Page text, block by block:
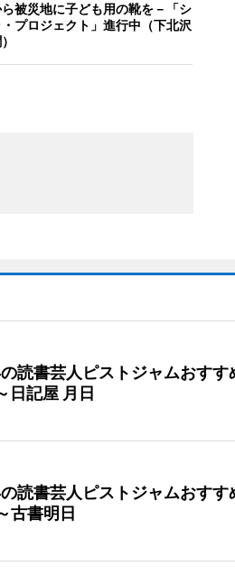
被災地に子ども用の靴を－「シ
プロジェクト」進行中（下北沢
読書芸人ピストジャムおすす
日記屋 月日
読書芸人ピストジャムおすす
古書明日